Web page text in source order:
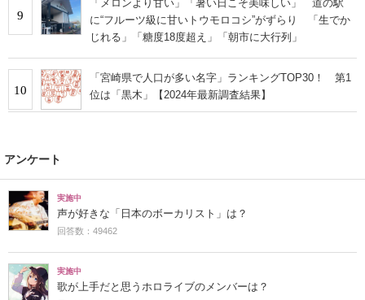
9
「メロンより甘い」「暑い日こそ美味しい」 道の駅
に“フルーツ級に甘いトウモロコシ”がずらり 「生でか
じれる」「糖度18度超え」「朝市に大行列」
10
「宮崎県で人口が多い名字」ランキングTOP30！ 第1
位は「黒木」【2024年最新調査結果】
アンケート
実施中
声が好きな「日本のボーカリスト」は？
回答数：49462
実施中
歌が上手だと思うホロライブのメンバーは？